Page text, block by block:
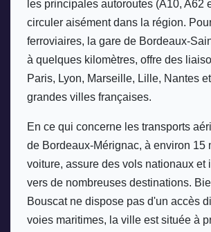
les principales autoroutes (A10, A62
circuler aisément dans la région.
ferroviaires, la gare de Bordeaux-
à quelques kilomètres, offre des
Paris, Lyon, Marseille, Lille, Nantes
grandes villes françaises.
En ce qui concerne les transports
de Bordeaux-Mérignac, à environ 15
voiture, assure des vols nationaux et
vers de nombreuses destinations.
Bouscat ne dispose pas d'un accès
voies maritimes, la ville est située à